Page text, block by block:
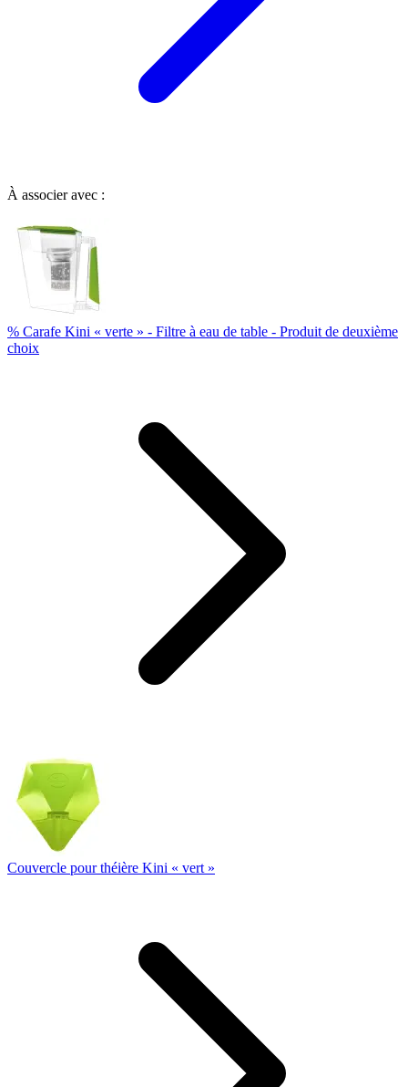
À associer avec :
% Carafe Kini « verte » - Filtre à eau de table - Produit de deuxième
choix
Couvercle pour théière Kini « vert »